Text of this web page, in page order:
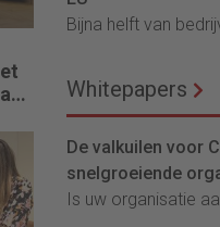
Bijna helft van
Whitepapers
De valkuilen voor
snelgroeiende
Is uw organisatie